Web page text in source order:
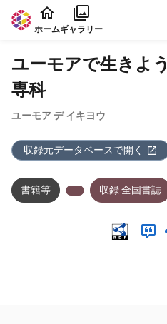
本文に飛ぶ
ホームギャラリー
ユーモアで生きよ
専科
ユーモア デ イキヨウ
収録元データベースで開く
書籍等 収録:全国書誌